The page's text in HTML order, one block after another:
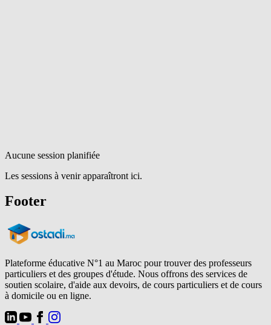
Aucune session planifiée
Les sessions à venir apparaîtront ici.
Footer
Plateforme éducative N°1 au Maroc pour trouver des professeurs
particuliers et des groupes d'étude. Nous offrons des services de
soutien scolaire, d'aide aux devoirs, de cours particuliers et de cours
à domicile ou en ligne.